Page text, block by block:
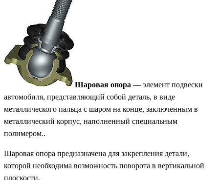
Шаровая опора — элемент подвески
автомобиля, представляющий собой деталь, в виде
металлического пальца с шаром на конце, заключенным в
металлический корпус, наполненный специальным
полимером..
Шаровая опора предназначена для закрепления детали,
которой необходима возможность поворота в вертикальной
плоскости.